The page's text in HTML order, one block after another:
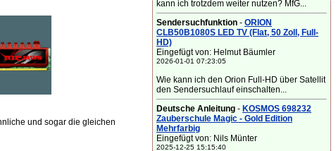
und sogar die gleichen
kann ich trotzdem weiter nutzen? MfG...
Sendersuchfunktion - ORION
CLB50B1080S LED TV (Flat, 50 Zoll, Full-
HD)
Eingefügt von: Helmut Bäumler
2026-01-01 07:23:05
Wie kann ich den Orion Full-HD über Satellit
den Sendersuchlauf einschalten...
Deutsche Anleitung - KOSMOS 698232
Zauberschule Magic - Gold Edition
Mehrfarbig
Eingefügt von: Nils Münter
2025-12-25 15:15:40